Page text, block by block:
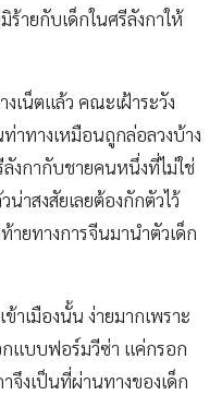
ร้ายกับเด็กในศรีลังกาให้
เน็ตแล้ว คณะเฝ้าระวัง
าทางเหมือนถูกล่อลวงบ้าง
งกากับชายคนหนึ่งที่ไม่ใช่
าสงสัยเลยต้องกักตัวไว้
ยทางการจีนมานำตัวเด็ก
าเมืองนั้น ง่ายมากเพราะ
กแบบฟอร์มวีซ่า แค่กรอก
จึงเป็นที่ผ่านทางของเด็ก